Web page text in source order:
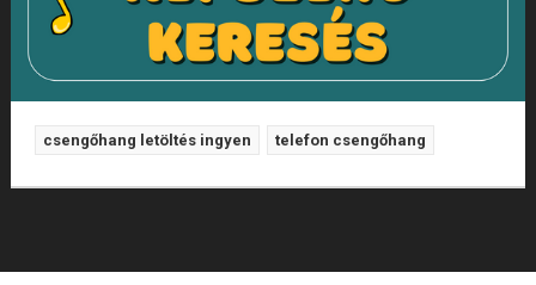
csengőhang letöltés ingyen telefon csengőhang